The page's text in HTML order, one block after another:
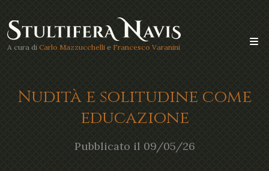
A cura di Carlo Mazzucchelli e Francesco Varanini
Nudità e solitudine come
educazione
Pubblicato il 09/05/26